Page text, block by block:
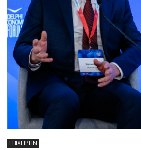
ΕΠΙΧΕΙΡΕΙΝ